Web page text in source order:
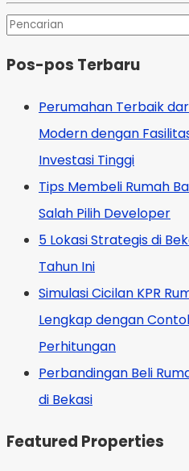
Pos-pos Terbaru
Perumahan Terbaik
Modern dengan
Investasi Tinggi
Tips Membeli Rumah
Salah Pilih Developer
5 Lokasi Strategis di
Tahun Ini
Simulasi Cicilan KPR
Lengkap dengan
Perhitungan
Perbandingan Beli
di Bekasi
Featured Properties